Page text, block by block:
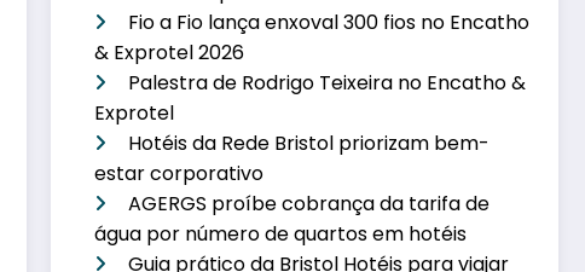
Fio a Fio lança enxoval 300 fios no Encatho
& Exprotel 2026
Palestra de Rodrigo Teixeira no Encatho &
Exprotel
Hotéis da Rede Bristol priorizam bem-
estar corporativo
AGERGS proíbe cobrança da tarifa de
água por número de quartos em hotéis
Guia prático da Bristol Hotéis para viajar